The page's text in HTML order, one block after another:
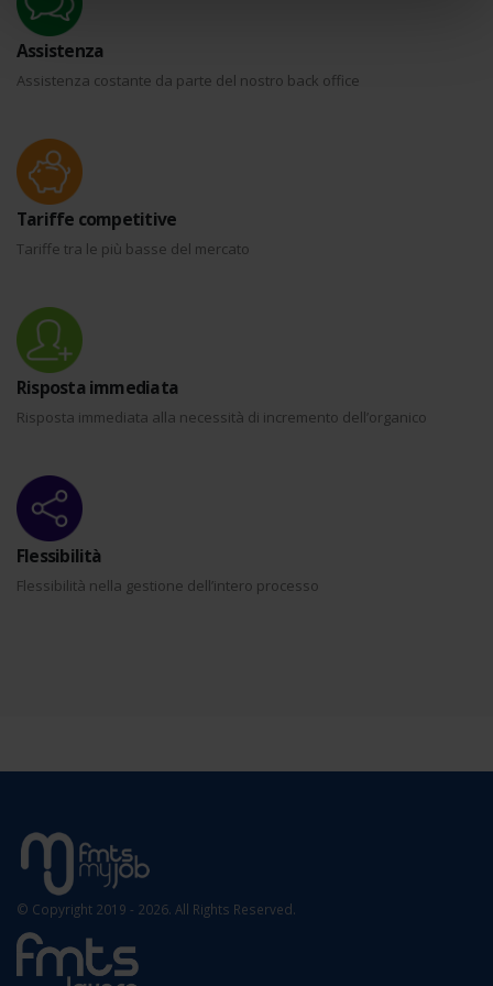
nostri partner che si occupano di analisi dei dati web,
pubblicità e social media, i quali potrebbero combinarle
con altre informazioni che ha fornito loro o che hanno
raccolto dal suo utilizzo dei loro servizi.
Assistenza
Assistenza costante da parte del nostro back office
Tariffe competitive
Tariffe tra le più basse del mercato
Risposta immediata
Risposta immediata alla necessità di incremento dell’organico
Flessibilità
Flessibilità nella gestione dell’intero processo
© Copyright 2019 - 2026. All Rights Reserved.